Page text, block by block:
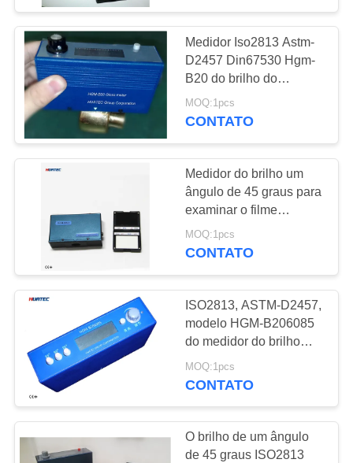
EXCURSÃO
DA
FÁBRICA
CONTROLE
DA
QUALIDADE
CONTACTE-
NOS
PEÇA
UMAS
CITAÇÕES
MAPA
DO
SITE
Ultra-sônica de
medição de
espessura
64
Revestimento de
medição de
espessura
108
Portátil da dureza
60
Medidor Iso2813 Astm-
D2457 Din67530 Hgm-
B20 do brilho do
assoalho do GOST
MOQ:1pcs
CONTATO
Medidor do brilho um
ângulo de 45 graus para
examinar o filme
plástico, medidor
nivelado do brilho da
MOQ:1pcs
CONTATO
ISO2813, ASTM-D2457,
modelo HGM-B206085
do medidor do brilho
DIN67530 micro tri
medidor do brilho
MOQ:1pcs
CONTATO
O brilho de um ângulo
de 45 graus ISO2813